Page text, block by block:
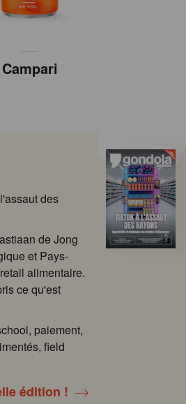
Campari
des
de Jong
et Pays-
alimentaire.
ce qu'est
paiement,
field
édition !